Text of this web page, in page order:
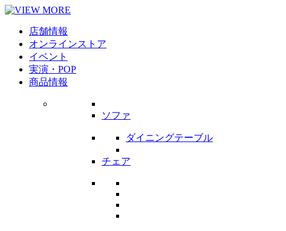
店舗情報
オンラインストア
イベント
実演・POP
商品情報
ソファ
ダイニングテーブル
チェア